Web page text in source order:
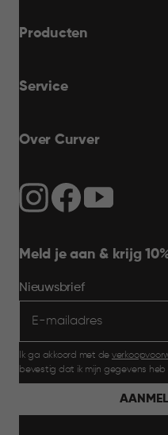
Producten
Service
Over Curver
Meld je aan & krijg
Nieuwsbrief
Ik ga akkoord met de
bevestig dat ik mijn gegevens